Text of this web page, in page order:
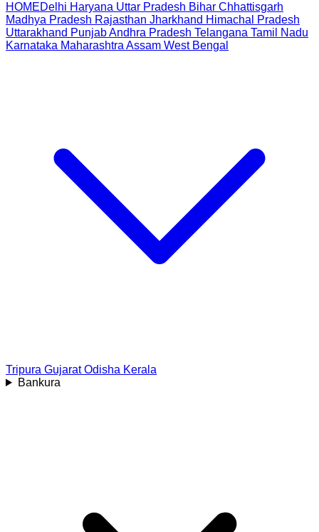
HOMEDelhi Haryana Uttar Pradesh Bihar Chhattisgarh
Madhya Pradesh Rajasthan Jharkhand Himachal Pradesh
Uttarakhand PunjabAndhra Pradesh Telangana Tamil Nadu
Karnataka Maharashtra Assam West Bengal
Tripura Gujarat Odisha Kerala
Bankura